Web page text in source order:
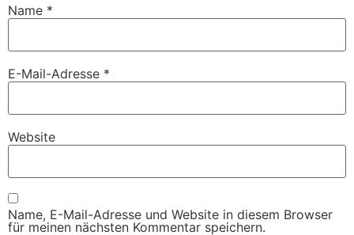
Name *
E-Mail-Adresse *
Website
Name, E-Mail-Adresse und Website in diesem Browser
für meinen nächsten Kommentar speichern.